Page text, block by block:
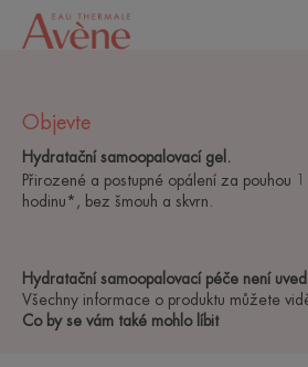
Hydratační samoopalovací péče není
Všechny informace o produktu můžete
Co by se vám také mohlo líbit
Objevte
Hydratační samoopalovací gel.
Přirozené a postupné opálení za pouhou 1
hodinu*, bez šmouh a skvrn.